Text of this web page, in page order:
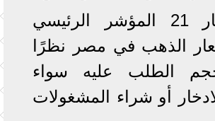
ويعد عيار 21 المؤشر الرئيسي
الذهب في مصر نظرًا
حجم الطلب عليه سواء
أو شراء المشغولات